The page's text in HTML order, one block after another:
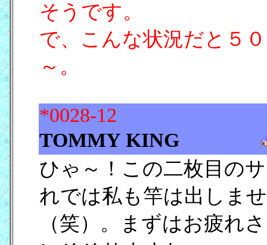
そうです。
で、こんな状況だと５
～。
*0028-12
TOMMY KING
ひゃ～！この二枚目の
れでは私も竿は出しま
（笑）。まずはお疲れ